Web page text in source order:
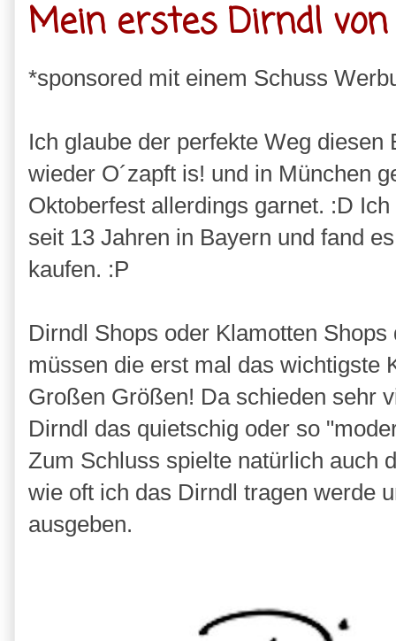
Mein erstes Dirndl
*sponsored mit einem Schuss
Ich glaube der perfekte Weg
wieder O´zapft is! und in München
Oktoberfest allerdings garnet. :D
seit 13 Jahren in Bayern und fand
kaufen. :P
Dirndl Shops oder Klamotten
müssen die erst mal das wichtigste
Großen Größen! Da schieden sehr
Dirndl das quietschig oder so
Zum Schluss spielte natürlich auch
wie oft ich das Dirndl tragen werde
ausgeben.